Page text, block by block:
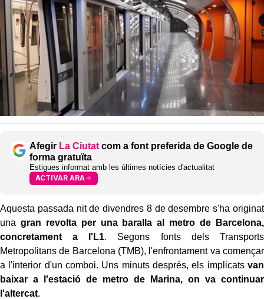
Afegir La Ciutat com a font preferida de Google de
forma gratuïta
Estigues informat amb les últimes notícies d'actualitat
ACTIVAR ARA
Aquesta passada nit de divendres 8 de desembre s'ha originat
una gran revolta per una baralla al metro de Barcelona,
concretament a l'L1. Segons fonts dels Transports
Metropolitans de Barcelona (TMB), l'enfrontament va començar
a l'interior d'un comboi. Uns minuts després, els implicats van
baixar a l'estació de metro de Marina, on va continuar
l'altercat.